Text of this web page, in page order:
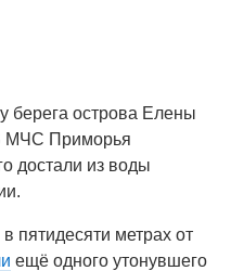
берега острова Елены
МЧС Приморья
достали из воды
пятидесяти метрах от
ещё одного утонувшего